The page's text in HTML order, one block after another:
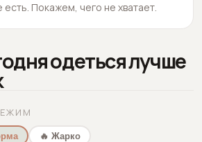
есть. Покажем, чего не хватает.
одеться лучше
🔥 Жарко